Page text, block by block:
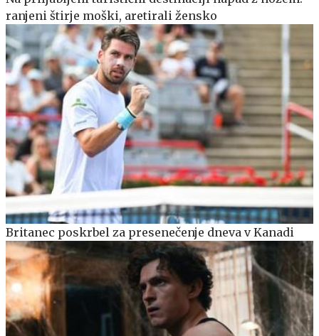
ranjeni štirje moški, aretirali žensko
Britanec poskrbel za presenečenje dneva v Kanadi